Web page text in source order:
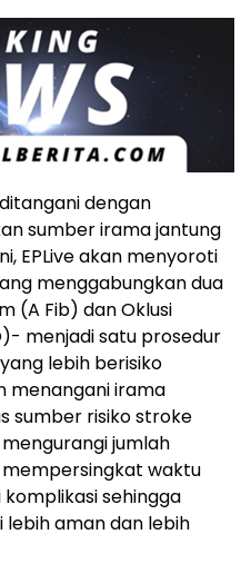
dengan
sumber irama jantung
EPLive akan menyoroti
menggabungkan dua
(A Fib) dan Oklusi
menjadi satu prosedur
lebih berisiko
menangani irama
sumber risiko stroke
jumlah
waktu
sehingga
aman dan lebih